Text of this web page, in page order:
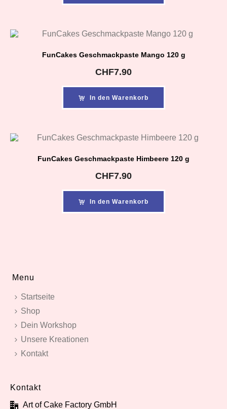
FunCakes Geschmackpaste Mango 120 g
CHF7.90
In den Warenkorb
FunCakes Geschmackpaste Himbeere 120 g
CHF7.90
In den Warenkorb
Menu
Startseite
Shop
Dein Workshop
Unsere Kreationen
Kontakt
Kontakt
Art of Cake Factory GmbH